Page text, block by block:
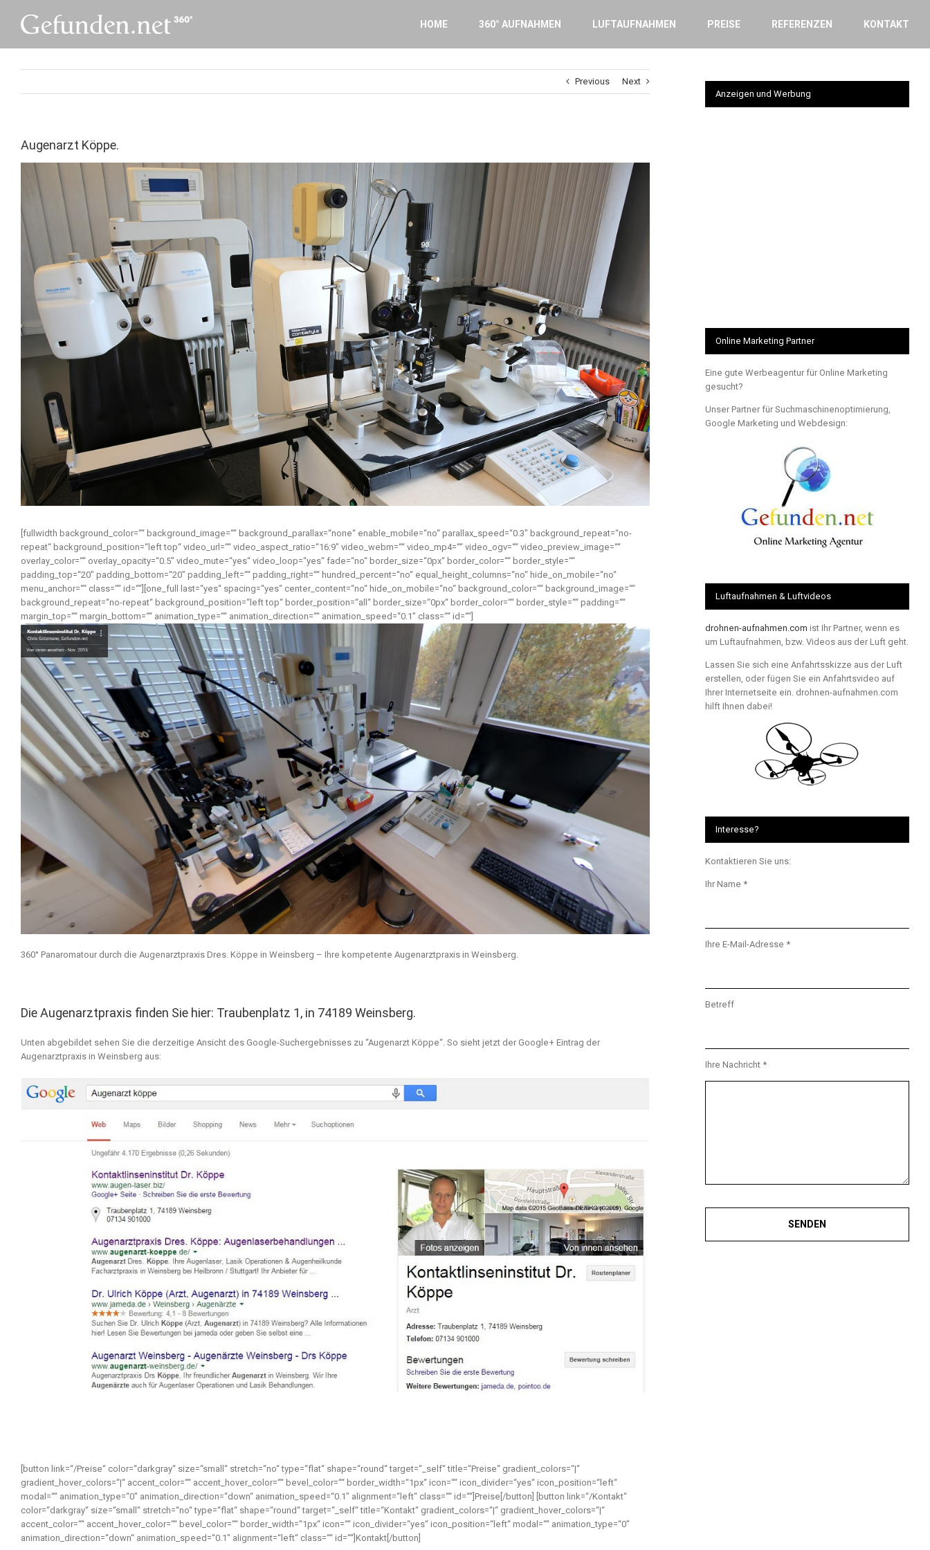
content
HOME 360° AUFNAHMEN LUFTAUFNAHMEN PREISE REFERENZEN KONTAKT
Previous Next
Augenarzt Köppe.
[fullwidth background_color=““ background_image=““ background_parallax=“none“ enable_mobile=“no“ parallax_speed=“0.3″ background_repeat=“no-
repeat“ background_position=“left top“ video_url=““ video_aspect_ratio=“16:9″ video_webm=““ video_mp4=““ video_ogv=““ video_preview_image=““
overlay_color=““ overlay_opacity=“0.5″ video_mute=“yes“ video_loop=“yes“ fade=“no“ border_size=“0px“ border_color=““ border_style=““
padding_top=“20″ padding_bottom=“20″ padding_left=““ padding_right=““ hundred_percent=“no“ equal_height_columns=“no“ hide_on_mobile=“no“
menu_anchor=““ class=““ id=““][one_full last=“yes“ spacing=“yes“ center_content=“no“ hide_on_mobile=“no“ background_color=““ background_image=““
background_repeat=“no-repeat“ background_position=“left top“ border_position=“all“ border_size=“0px“ border_color=““ border_style=““ padding=““
margin_top=““ margin_bottom=““ animation_type=““ animation_direction=““ animation_speed=“0.1″ class=““ id=““]
360° Panaromatour durch die Augenarztpraxis Dres. Köppe in Weinsberg – Ihre kompetente Augenarztpraxis in Weinsberg.
Die Augenarztpraxis finden Sie hier: Traubenplatz 1, in 74189 Weinsberg.
Unten abgebildet sehen Sie die derzeitige Ansicht des Google-Suchergebnisses zu “Augenarzt Köppe“. So sieht jetzt der Google+ Eintrag der
Augenarztpraxis in Weinsberg aus:
[button link=“/Preise“ color=“darkgray“ size=“small“ stretch=“no“ type=“flat“ shape=“round“ target=“_self“ title=“Preise“ gradient_colors=“|“
gradient_hover_colors=“|“ accent_color=““ accent_hover_color=““ bevel_color=““ border_width=“1px“ icon=““ icon_divider=“yes“ icon_position=“left“
modal=““ animation_type=“0″ animation_direction=“down“ animation_speed=“0.1″ alignment=“left“ class=““ id=““]Preise[/button] [button link=“/Kontakt“
color=“darkgray“ size=“small“ stretch=“no“ type=“flat“ shape=“round“ target=“_self“ title=“Kontakt“ gradient_colors=“|“ gradient_hover_colors=“|“
accent_color=““ accent_hover_color=““ bevel_color=““ border_width=“1px“ icon=““ icon_divider=“yes“ icon_position=“left“ modal=““ animation_type=“0″
animation_direction=“down“ animation_speed=“0.1″ alignment=“left“ class=““ id=““]Kontakt[/button]
Anzeigen und Werbung
Online Marketing Partner
Eine gute Werbeagentur für Online Marketing
gesucht?
Unser Partner für Suchmaschinenoptimierung,
Google Marketing und Webdesign:
Luftaufnahmen & Luftvideos
drohnen-aufnahmen.com ist Ihr Partner, wenn es
um Luftaufnahmen, bzw. Videos aus der Luft geht.
Lassen Sie sich eine Anfahrtsskizze aus der Luft
erstellen, oder fügen Sie ein Anfahrtsvideo auf
Ihrer Internetseite ein. drohnen-aufnahmen.com
hilft Ihnen dabei!
Interesse?
Kontaktieren Sie uns:
Ihr Name *
Ihre E-Mail-Adresse *
Betreff
Ihre Nachricht *